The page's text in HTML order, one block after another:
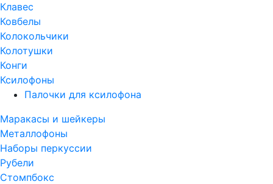
Клавес
Ковбелы
Колокольчики
Колотушки
Конги
Ксилофоны
Палочки для ксилофона
Маракасы и шейкеры
Металлофоны
Наборы перкуссии
Рубели
Стомпбокс